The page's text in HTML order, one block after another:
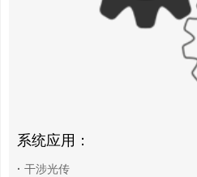
系统应用：
· 干涉光传